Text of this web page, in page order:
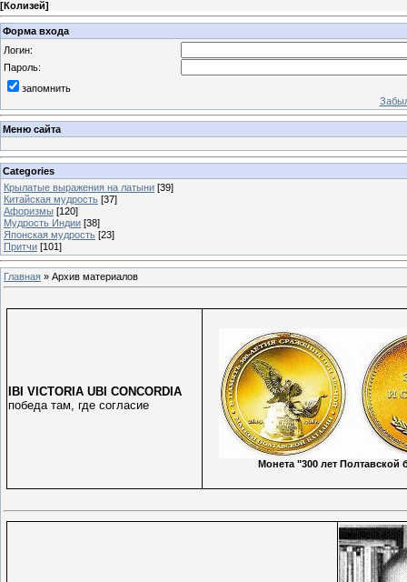
[Колизей]
Форма входа
Логин:
Пароль:
запомнить
Меню сайта
Categories
Крылатые выражения на латыни [39]
Китайская мудрость [37]
Афоризмы [120]
Мудрость Индии [38]
Японская мудрость [23]
Притчи [101]
Главная » Архив материалов
IBI VICTORIA UBI CONCORDIA
победа там, где согласие
Монета "300 лет Полтавской